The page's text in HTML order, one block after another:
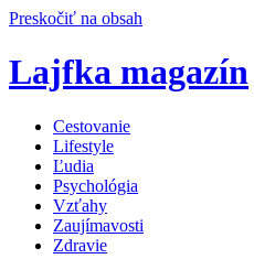
Preskočiť na obsah
Lajfka magazín
Cestovanie
Lifestyle
Ľudia
Psychológia
Vzťahy
Zaujímavosti
Zdravie